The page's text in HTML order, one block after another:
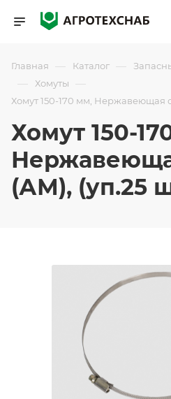
Главная — Каталог —
— Хомуты —
Хомут 150-170 мм, Нержавеющая
Хомут 150-
(АМ), (уп.25